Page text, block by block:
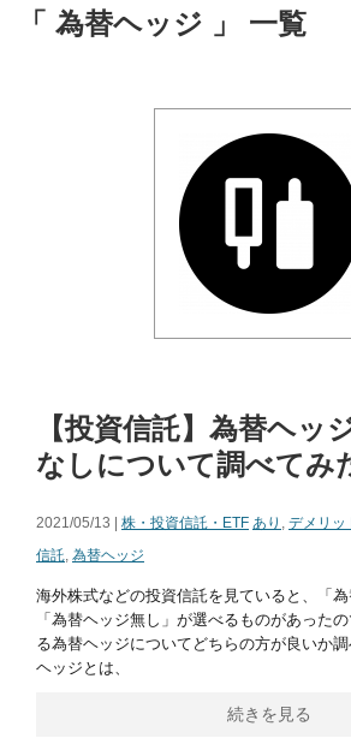
「 為替ヘッジ 」 一覧
【投資信託】為替ヘッ
なしについて調べてみ
2021/05/13 | 株・投資信託・ETF あり , デメリッ
信託, 為替ヘッジ
海外株式などの投資信託を見ていると、「
「為替ヘッジ無し」が選べるものがあった
る為替ヘッジについてどちらの方が良いか
ヘッジとは、
続きを見る